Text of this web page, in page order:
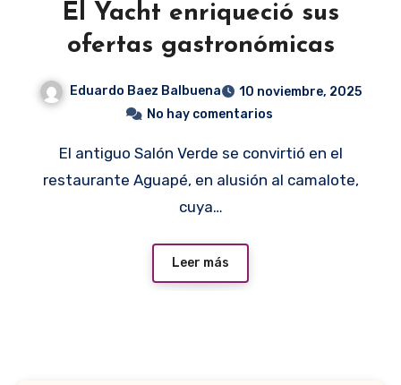
El Yacht enriqueció sus
ofertas gastronómicas
Eduardo Baez Balbuena
10 noviembre, 2025
No hay comentarios
El antiguo Salón Verde se convirtió en el
restaurante Aguapé, en alusión al camalote,
cuya…
Leer más